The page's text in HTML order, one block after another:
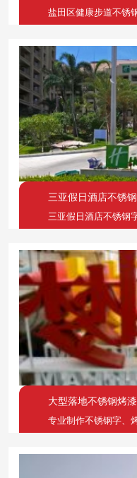
盐田区健康步道不锈
三亚假日酒店不锈
三亚假日酒店不锈钢
大型落地不锈钢烤